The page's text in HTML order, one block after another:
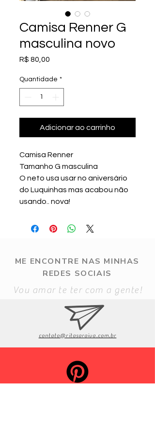
Camisa Renner G
masculina novo
R$ 80,00
Quantidade *
Adicionar ao carrinho
Camisa Renner
Tamanho G masculina
O neto usa usar no aniversário
do Luquinhas mas acabou não
usando.. nova!
ME ENCONTRE NAS MINHAS
REDES SOCIAIS
Vou amar te ter com a gente!
contato@ritasaraiva.com.br